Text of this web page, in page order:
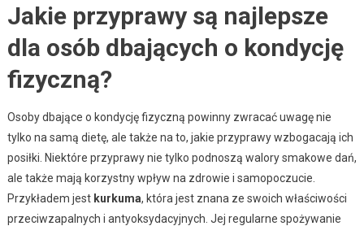
Jakie przyprawy są najlepsze
dla osób dbających o kondycję
fizyczną?
Osoby dbające o kondycję fizyczną powinny zwracać uwagę nie
tylko na samą dietę, ale także na to, jakie przyprawy wzbogacają ich
posiłki. Niektóre przyprawy nie tylko podnoszą walory smakowe dań,
ale także mają korzystny wpływ na zdrowie i samopoczucie.
Przykładem jest kurkuma, która jest znana ze swoich właściwości
przeciwzapalnych i antyoksydacyjnych. Jej regularne spożywanie